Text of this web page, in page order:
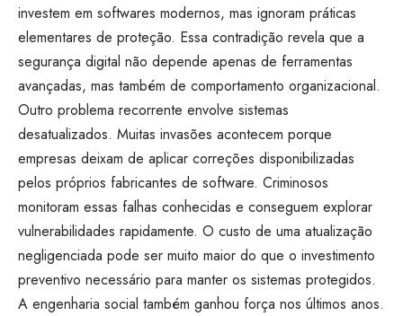
investem em softwares modernos, mas ignoram práticas
elementares de proteção. Essa contradição revela que a
segurança digital não depende apenas de ferramentas
avançadas, mas também de comportamento organizacional.
Outro problema recorrente envolve sistemas
desatualizados. Muitas invasões acontecem porque
empresas deixam de aplicar correções disponibilizadas
pelos próprios fabricantes de software. Criminosos
monitoram essas falhas conhecidas e conseguem explorar
vulnerabilidades rapidamente. O custo de uma atualização
negligenciada pode ser muito maior do que o investimento
preventivo necessário para manter os sistemas protegidos.
A engenharia social também ganhou força nos últimos anos.